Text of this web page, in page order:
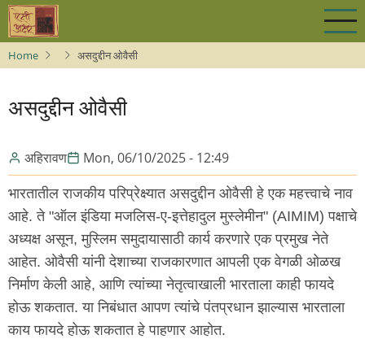
Skip
main
content
Home असदुद्दीन ओवैसी
असदुद्दीन ओवैसी
अहिरावण Mon, 06/10/2025 - 12:49
भारतातील राजकीय परिप्रेक्ष्यात असदुद्दीन ओवैसी हे एक महत्त्वाचे नाव
आहे. ते "ऑल इंडिया मजलिस-ए-इत्तेहादुल मुस्लेमीन" (AIMIM) पक्षाचे
अध्यक्ष असून, मुस्लिम समुदायासाठी कार्य करणारे एक प्रमुख नेते
आहेत. ओवैसी यांनी देशाच्या राजकारणात आपली एक वेगळी ओळख
निर्माण केली आहे, आणि त्यांच्या नेतृत्वाखाली भारताला काही फायदे
होऊ शकतात. या निबंधात आपण त्यांचे पंतप्रधान झाल्यास भारताला
काय फायदे होऊ शकतात हे पाहणार आहोत.